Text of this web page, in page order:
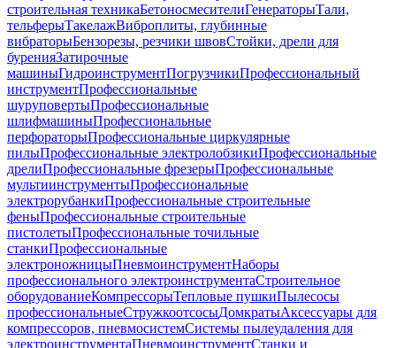
строительная техникаБетоносмесителиГенераторыТали,
тельферыТакелажВиброплиты, глубинные
вибраторыБензорезы, резчики швовСтойки, дрели для
буренияЗатирочные
машиныГидроинструментПогрузчикиПрофессиональный
инструментПрофессиональные
шуруповертыПрофессиональные
шлифмашиныПрофессиональные
перфораторыПрофессиональные циркулярные
пилыПрофессиональные электролобзикиПрофессиональные
дрелиПрофессиональные фрезерыПрофессиональные
мультиинструментыПрофессиональные
электрорубанкиПрофессиональные строительные
феныПрофессиональные строительные
пистолетыПрофессиональные точильные
станкиПрофессиональные
электроножницыПневмоинструментНаборы
профессионального электроинструментаСтроительное
оборудованиеКомпрессорыТепловые пушкиПылесосы
профессиональныеСтружкоотсосыДомкратыАксессуары для
компрессоров, пневмосистемСистемы пылеудаления для
электроинструментаПневмоинструментСтанки и